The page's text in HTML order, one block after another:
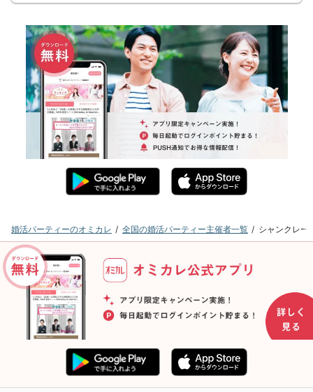
婚活パーティーのオミカレ 全国の婚活パーティー主催者一覧 シャンクレー